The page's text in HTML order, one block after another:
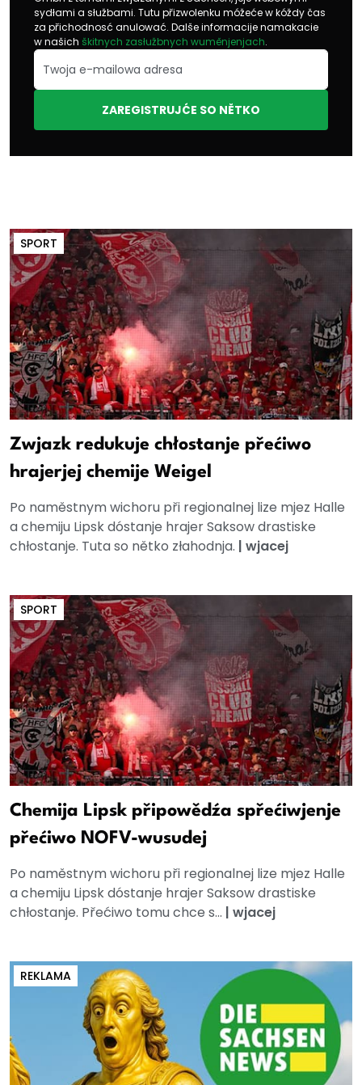
sydłami a słužbami. Tutu přizwolenku móžeće w kóždy čas
za přichodnosć anulować. Dalše informacije namakacie
w našich škitnych zasłužbnych wuměnjenjach.
ZAREGISTRUJĆE SO NĚTKO
SPORT
Zwjazk redukuje chłostanje přećiwo
hrajerjej chemije Weigel
Po naměstnym wichoru při regionalnej lize mjez Halle
a chemiju Lipsk dóstanje hrajer Saksow drastiske
chłostanje. Tuta so nětko złahodnja. | wjacej
SPORT
Chemija Lipsk připowědźa spřećiwjenje
přećiwo NOFV-wusudej
Po naměstnym wichoru při regionalnej lize mjez Halle
a chemiju Lipsk dóstanje hrajer Saksow drastiske
chłostanje. Přećiwo tomu chce s... | wjacej
REKLAMA